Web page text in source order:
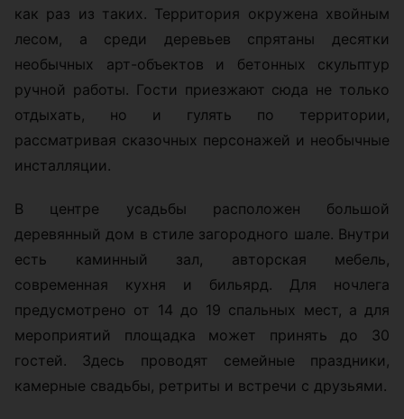
как раз из таких. Территория окружена хвойным
лесом, а среди деревьев спрятаны десятки
необычных арт-объектов и бетонных скульптур
ручной работы. Гости приезжают сюда не только
отдыхать, но и гулять по территории,
рассматривая сказочных персонажей и необычные
инсталляции.
В центре усадьбы расположен большой
деревянный дом в стиле загородного шале. Внутри
есть каминный зал, авторская мебель,
современная кухня и бильярд. Для ночлега
предусмотрено от 14 до 19 спальных мест, а для
мероприятий площадка может принять до 30
гостей. Здесь проводят семейные праздники,
камерные свадьбы, ретриты и встречи с друзьями.